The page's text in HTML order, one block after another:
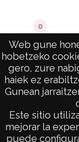
Web gune
hobetzeko
gero, zure
haiek ez
Gunean
Este sitio
mejorar la
puede
0
AVISO